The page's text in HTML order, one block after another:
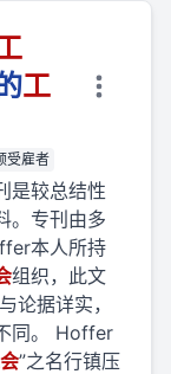
工
受雇者
是较总结性
。专刊由多
本人所持
组织，此文
论据详实，
同。 Hoffer
”之名行镇压